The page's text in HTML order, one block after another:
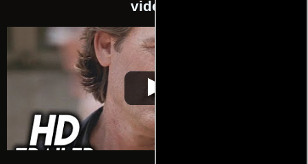
videos
Dark BlueVideo de la película Dark Blue